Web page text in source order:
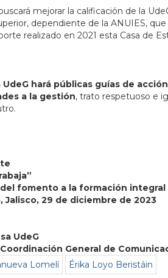
mejorar la calificación de la
dependiente de la ANUIES,
realizado en 2021 esta Casa de
UdeG hará públicas guías de
a la gestión, trato respetuoso e
del fomento a la formación
Jalisco, 29 de diciembre de 2023
UdeG
General de
Lomelí
Érika Loyo Beristáin